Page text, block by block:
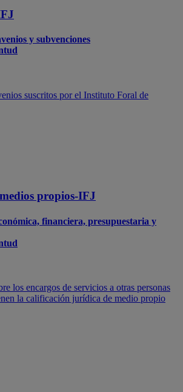
y subvenciones
suscritos por el Instituto Foral de
propios-IFJ
financiera, presupuestaria y
los encargos de servicios a otras personas
la calificación jurídica de medio propio